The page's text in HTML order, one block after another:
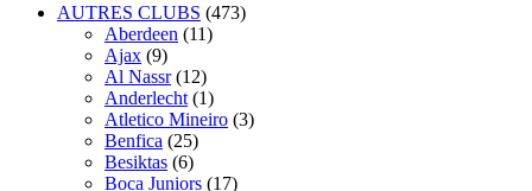
AUTRES CLUBS (473)
Aberdeen (11)
Ajax (9)
Al Nassr (12)
Anderlecht (1)
Atletico Mineiro (3)
Benfica (25)
Besiktas (6)
Boca Juniors (17)